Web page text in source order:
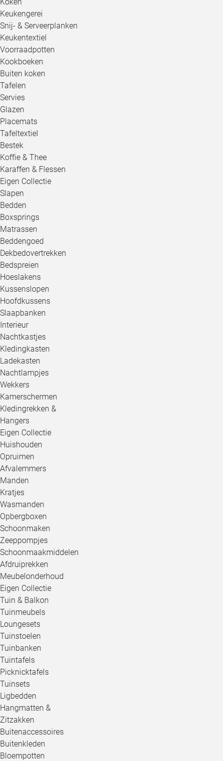
Keukengerei
Snij- & Serveerplanken
Keukentextiel
Voorraadpotten
Kookboeken
Buiten koken
Tafelen
Servies
Glazen
Placemats
Tafeltextiel
Bestek
Koffie & Thee
Karaffen & Flessen
Eigen Collectie
Slapen
Bedden
Boxsprings
Matrassen
Beddengoed
Dekbedovertrekken
Bedspreien
Hoeslakens
Kussenslopen
Hoofdkussens
Slaapbanken
Interieur
Nachtkastjes
Kledingkasten
Ladekasten
Nachtlampjes
Wekkers
Kamerschermen
Kledingrekken &
Hangers
Eigen Collectie
Huishouden
Opruimen
Afvalemmers
Manden
Kratjes
Wasmanden
Opbergboxen
Schoonmaken
Zeeppompjes
Schoonmaakmiddelen
Afdruiprekken
Meubelonderhoud
Eigen Collectie
Tuin & Balkon
Tuinmeubels
Loungesets
Tuinstoelen
Tuinbanken
Tuintafels
Picknicktafels
Tuinsets
Ligbedden
Hangmatten &
Zitzakken
Buitenaccessoires
Buitenkleden
Bloempotten